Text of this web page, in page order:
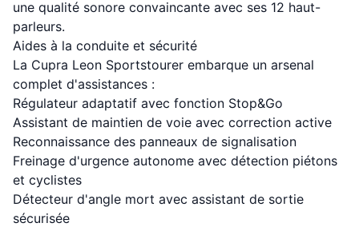
une qualité sonore convaincante avec ses 12 haut-
parleurs.
Aides à la conduite et sécurité
La Cupra Leon Sportstourer embarque un arsenal
complet d'assistances :
Régulateur adaptatif avec fonction Stop&Go
Assistant de maintien de voie avec correction active
Reconnaissance des panneaux de signalisation
Freinage d'urgence autonome avec détection piétons
et cyclistes
Détecteur d'angle mort avec assistant de sortie
sécurisée